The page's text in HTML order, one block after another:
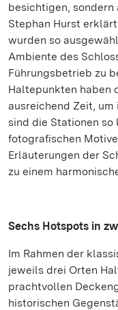
besichtigen,
Stephan Hurst
wurden so
Ambiente des
Führungsbetrieb zu
Haltepunkten haben
ausreichend Zeit, um
sind die Stationen
fotografischen
Erläuterungen der
zu einem
Sechs Hotspots in
Im Rahmen der
jeweils drei Orten
prachtvollen
historischen